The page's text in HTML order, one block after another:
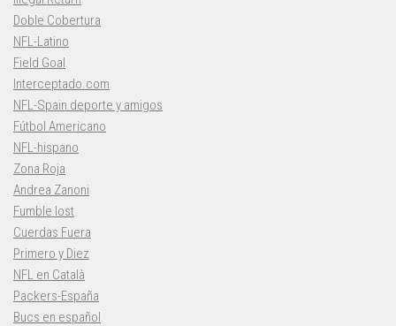
Doble Cobertura
NFL-Latino
Field Goal
Interceptado.com
NFL-Spain deporte y amigos
Fútbol Americano
NFL-hispano
Zona Roja
Andrea Zanoni
Fumble lost
Cuerdas Fuera
Primero y Diez
NFL en Català
Packers-España
Bucs en español